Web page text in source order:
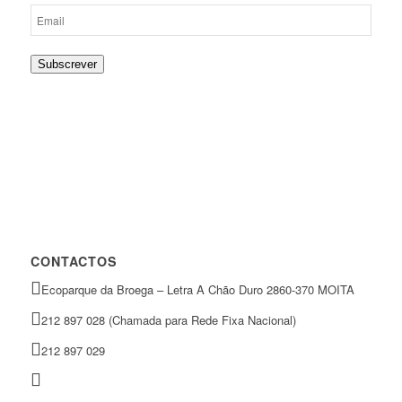
Subscrever
CONTACTOS
Ecoparque da Broega – Letra A Chão Duro 2860-370 MOITA
212 897 028 (Chamada para Rede Fixa Nacional)
212 897 029